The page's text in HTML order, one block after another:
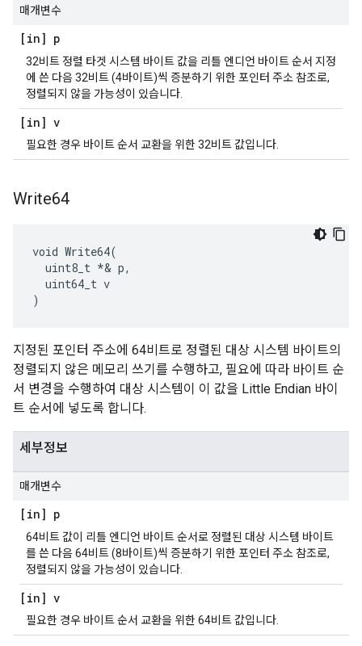
매개변수
[in] p
32비트 정렬 타겟 시스템 바이트 값을 리틀 엔디언 바이트 순서 지정
에 쓴 다음 32비트 (4바이트)씩 증분하기 위한 포인터 주소 참조로,
정렬되지 않을 가능성이 있습니다.
[in] v
필요한 경우 바이트 순서 교환을 위한 32비트 값입니다.
Write64
void Write64(
  uint8_t *& p,
  uint64_t v
)
지정된 포인터 주소에 64비트로 정렬된 대상 시스템 바이트의
정렬되지 않은 메모리 쓰기를 수행하고, 필요에 따라 바이트 순
서 변경을 수행하여 대상 시스템이 이 값을 Little Endian 바이
트 순서에 넣도록 합니다.
세부정보
매개변수
[in] p
64비트 값이 리틀 엔디언 바이트 순서로 정렬된 대상 시스템 바이트
를 쓴 다음 64비트 (8바이트)씩 증분하기 위한 포인터 주소 참조로,
정렬되지 않을 가능성이 있습니다.
[in] v
필요한 경우 바이트 순서 교환을 위한 64비트 값입니다.